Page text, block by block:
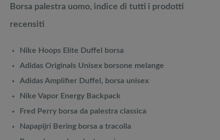
Borsa palestra uomo, indice di tutti i prodotti
recensiti
Nike Hoops Elite Duffel borsa
Adidas Originals Unisex borsone melange
Adidas Amplifier Duffel, borsa unisex
Nike Vapor Energy Backpack
Fred Perry borsa da palestra classica
Napapijri Bering borsa a tracolla